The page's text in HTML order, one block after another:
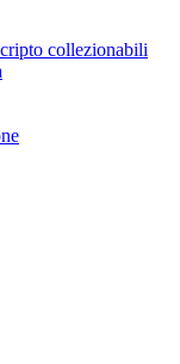
collezionabili